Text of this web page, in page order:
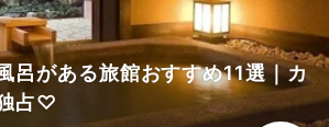
呂がある旅館おすすめ11選｜カ
占♡